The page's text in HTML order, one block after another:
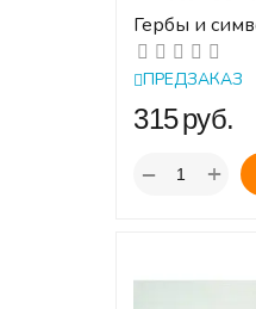
Гербы и
российского
картин. 5-7
ПРЕДЗАКАЗ
‍315‍руб.
+
−